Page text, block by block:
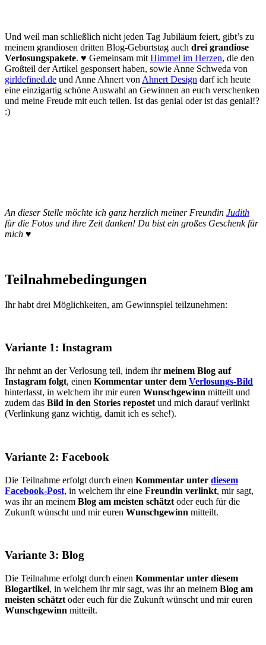
Und weil man schließlich nicht jeden Tag Jubiläum feiert, gibt’s zu
meinem grandiosen dritten Blog-Geburtstag auch drei grandiose
Verlosungspakete. ♥ Gemeinsam mit Himmel im Herzen, die den
Großteil der Artikel gesponsert haben, sowie Anne Schweda von
girldefined.de und Anne Ahnert von Ahnert Design darf ich heute
eine einzigartig schöne Auswahl an Gewinnen an euch verschenken
und meine Freude mit euch teilen. Ist das genial oder ist das genial!?
:)
An dieser Stelle möchte ich ganz herzlich meiner Freundin Judith
für die Fotos und ihre Zeit danken! Du bist ein großes Geschenk für
mich ♥
Teilnahmebedingungen
Ihr habt drei Möglichkeiten, am Gewinnspiel teilzunehmen:
Variante 1: Instagram
Ihr nehmt an der Verlosung teil, indem ihrmeinem Blog auf
Instagram folgt, einen Kommentar unter dem Verlosungs-Bild
hinterlasst, in welchem ihr mir euren Wunschgewinn mitteilt und
zudem das Bild in den Stories repostet und mich darauf verlinkt
(Verlinkung ganz wichtig, damit ich es sehe!).
Variante 2: Facebook
Die Teilnahme erfolgt durch einen Kommentar unter diesem
Facebook-Post, in welchem ihr eine Freundin verlinkt, mir sagt,
was ihr an meinem Blog am meisten schätzt oder euch für die
Zukunft wünscht und mir euren Wunschgewinn mitteilt.
Variante 3: Blog
Die Teilnahme erfolgt durch einen Kommentar unter diesem
Blogartikel, in welchem ihr mir sagt, was ihr an meinem Blog am
meisten schätzt oder euch für die Zukunft wünscht und mir euren
Wunschgewinn mitteilt.